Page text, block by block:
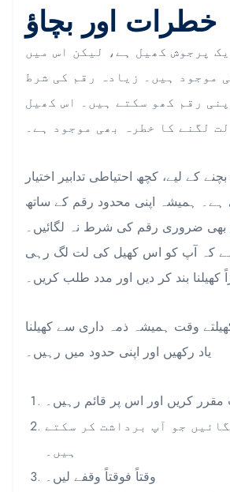
خطرات اور بچاؤ
پرجوش کھیل ہے، لیکن اس میں
موجود ہیں۔ زیادہ رقم کی شرط
رقم کھو سکتے ہیں۔ اس کھیل
لگنے کا خطرہ بھی موجود ہے۔
کے لیے، کچھ احتیاطی تدابیر اختیار
ہے۔ ہمیشہ اپنی محدود رقم کے ساتھ
بھی ضروری رقم کی شرط نہ لگائیں۔
ہے کہ آپ کو اس کھیل کی لت لگ رہی
کھیلنا بند کر دیں اور مدد طلب کریں۔
وقت ہمیشہ ذمہ داری سے کھیلنا
یاد رکھیں اور اپنی حدود میں رہیں۔
مقرر کریں اور اس پر قائم رہیں۔
جو آپ برداشت کر سکتے
ہیں۔
وقتاً فوقتاً وقفے لیں۔